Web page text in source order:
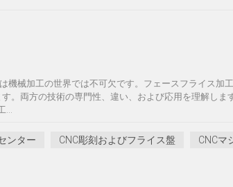
機械加工の世界では不可欠です。フェースフライス加
。両方の技術の専門性、違い、および応用を理解しま
ンター CNC彫刻およびフライス盤 CNCマ